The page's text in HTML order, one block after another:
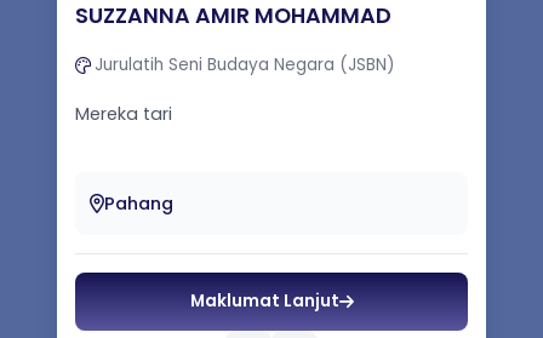
SUZZANNA AMIR MOHAMMAD
Jurulatih Seni Budaya Negara (JSBN)
Mereka tari
Pahang
Maklumat Lanjut